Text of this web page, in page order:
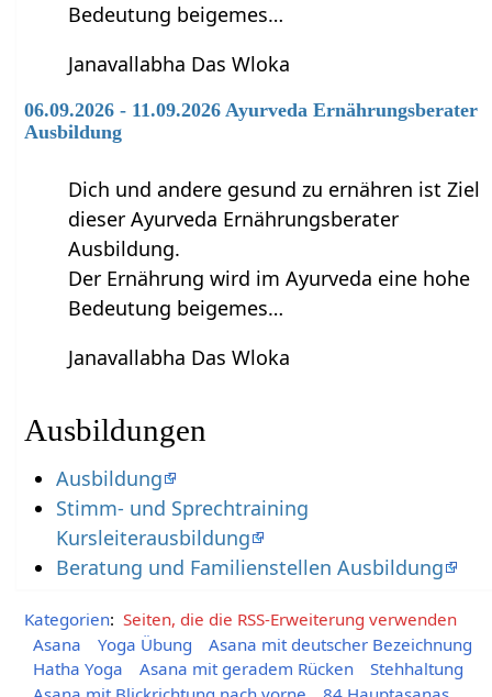
Bedeutung beigemes…
Janavallabha Das Wloka
06.09.2026 - 11.09.2026 Ayurveda Ernährungsberater
Ausbildung
Dich und andere gesund zu ernähren ist Ziel
dieser Ayurveda Ernährungsberater
Ausbildung.
Der Ernährung wird im Ayurveda eine hohe
Bedeutung beigemes…
Janavallabha Das Wloka
Ausbildungen
Ausbildung
Stimm- und Sprechtraining
Kursleiterausbildung
Beratung und Familienstellen Ausbildung
Kategorien: Seiten, die die RSS-Erweiterung verwenden
Asana
Yoga Übung
Asana mit deutscher Bezeichnung
Hatha Yoga
Asana mit geradem Rücken
Stehhaltung